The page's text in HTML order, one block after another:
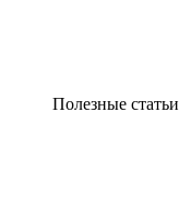
Полезные статьи